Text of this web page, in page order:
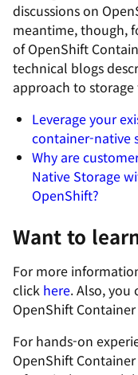
discussions on
meantime, though,
of OpenShift
technical blogs
approach to
Leverage your
container-native
Why are
Native Storage
OpenShift?
Want to
For more
click here. Also,
OpenShift
For hands-on
OpenShift